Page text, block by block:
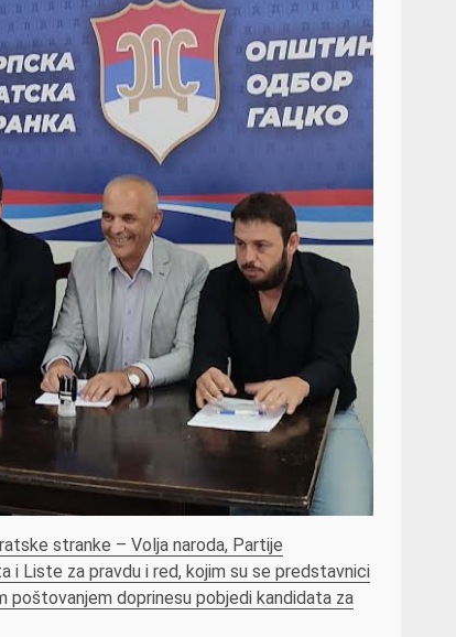
stranke – Volja naroda, Partije
i Liste za pravdu i red, kojim su se predstavnici
poštovanjem doprinesu pobjedi kandidata za